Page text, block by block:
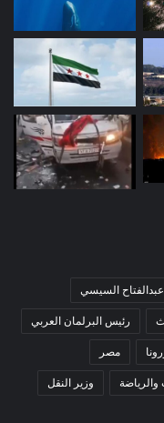
السيسي
رئيس البرلمان العربي
مصر
والرياضة وزير النقل